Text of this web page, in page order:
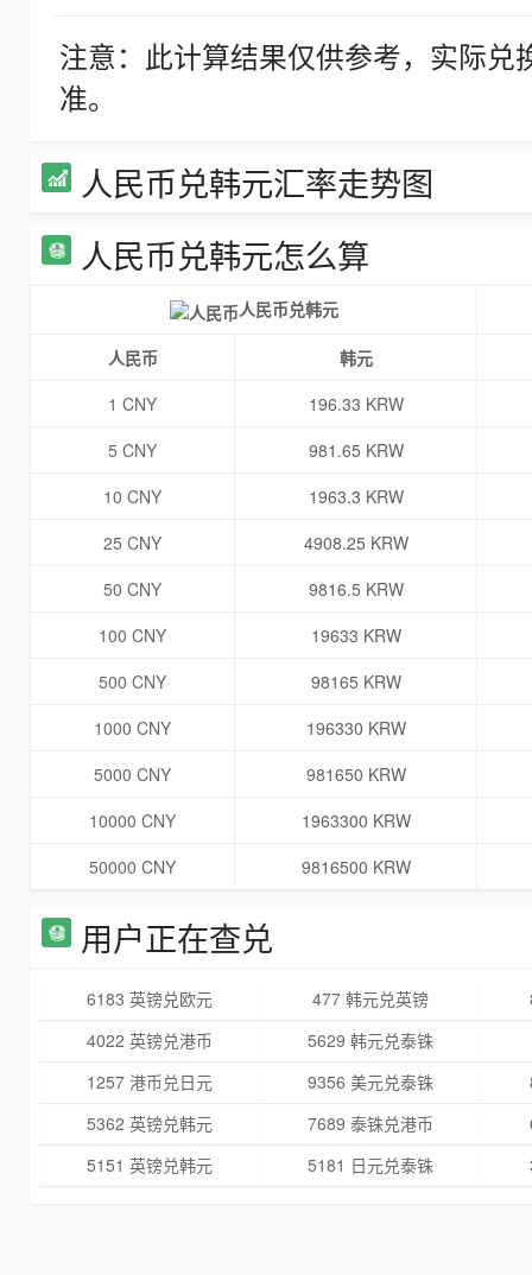
注意：此计算结果仅供参考，实际
准。
人民币兑韩元汇率走势图
人民币兑韩元怎么算
人民币兑韩元
人民币
韩元
1 CNY
196.33 KRW
5 CNY
981.65 KRW
10 CNY
1963.3 KRW
25 CNY
4908.25 KRW
50 CNY
9816.5 KRW
100 CNY
19633 KRW
500 CNY
98165 KRW
1000 CNY
196330 KRW
5000 CNY
981650 KRW
10000 CNY
1963300 KRW
50000 CNY
9816500 KRW
用户正在查兑
6183 英镑兑欧元 477 韩元兑英镑
4022 英镑兑港币
5629 韩元兑泰铢
1257 港币兑日元
9356 美元兑泰铢
5362 英镑兑韩元
7689 泰铢兑港币
5151 英镑兑韩元
5181 日元兑泰铢